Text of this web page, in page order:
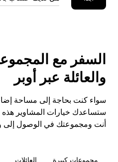
السفر مع
والعائلة عبر أوبر
سواء كنت بحاجة إلى مساحة
أنت ومجموعتك في الوصول إلى
مجموعات كبيرة العائلات